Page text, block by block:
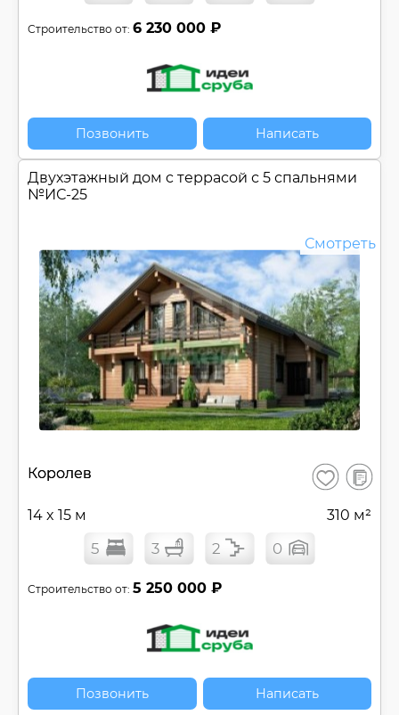
Строительство от: 6 230 000 ₽
Позвонить Написать
Двухэтажный дом c террасой с 5 спальнями
№ИС-25
Смотреть
Королев Сохранить
В
14 x 15 м 310 м²
5 3 2 0
Строительство от: 5 250 000 ₽
Позвонить Написать